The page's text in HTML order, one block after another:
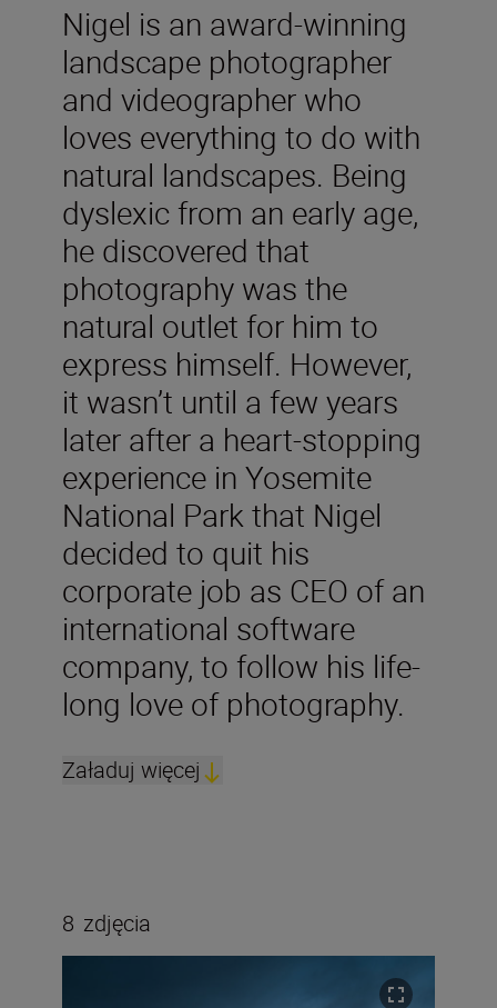
Nigel is an award-winning
landscape photographer
and videographer who
loves everything to do with
natural landscapes. Being
dyslexic from an early age,
he discovered that
photography was the
natural outlet for him to
express himself. However,
it wasn’t until a few years
later after a heart-stopping
experience in Yosemite
National Park that Nigel
decided to quit his
corporate job as CEO of an
international software
company, to follow his life-
long love of photography.
Załaduj więcej
8 zdjęcia